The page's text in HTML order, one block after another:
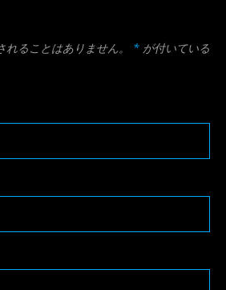
ることはありません。 * が付いている